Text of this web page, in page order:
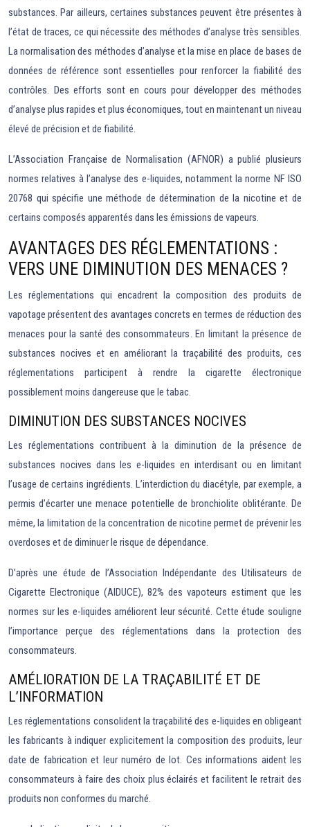
substances. Par ailleurs, certaines substances peuvent être présentes à
l’état de traces, ce qui nécessite des méthodes d’analyse très sensibles.
La normalisation des méthodes d’analyse et la mise en place de bases de
données de référence sont essentielles pour renforcer la fiabilité des
contrôles. Des efforts sont en cours pour développer des méthodes
d’analyse plus rapides et plus économiques, tout en maintenant un niveau
élevé de précision et de fiabilité.
L’Association Française de Normalisation (AFNOR) a publié plusieurs
normes relatives à l’analyse des e-liquides, notamment la norme NF ISO
20768 qui spécifie une méthode de détermination de la nicotine et de
certains composés apparentés dans les émissions de vapeurs.
AVANTAGES DES RÉGLEMENTATIONS :
VERS UNE DIMINUTION DES MENACES ?
Les réglementations qui encadrent la composition des produits de
vapotage présentent des avantages concrets en termes de réduction des
menaces pour la santé des consommateurs. En limitant la présence de
substances nocives et en améliorant la traçabilité des produits, ces
réglementations participent à rendre la cigarette électronique
possiblement moins dangereuse que le tabac.
DIMINUTION DES SUBSTANCES NOCIVES
Les réglementations contribuent à la diminution de la présence de
substances nocives dans les e-liquides en interdisant ou en limitant
l’usage de certains ingrédients. L’interdiction du diacétyle, par exemple, a
permis d’écarter une menace potentielle de bronchiolite oblitérante. De
même, la limitation de la concentration de nicotine permet de prévenir les
overdoses et de diminuer le risque de dépendance.
D’après une étude de l’Association Indépendante des Utilisateurs de
Cigarette Electronique (AIDUCE), 82% des vapoteurs estiment que les
normes sur les e-liquides améliorent leur sécurité. Cette étude souligne
l’importance perçue des réglementations dans la protection des
consommateurs.
AMÉLIORATION DE LA TRAÇABILITÉ ET DE
L’INFORMATION
Les réglementations consolident la traçabilité des e-liquides en obligeant
les fabricants à indiquer explicitement la composition des produits, leur
date de fabrication et leur numéro de lot. Ces informations aident les
consommateurs à faire des choix plus éclairés et facilitent le retrait des
produits non conformes du marché.